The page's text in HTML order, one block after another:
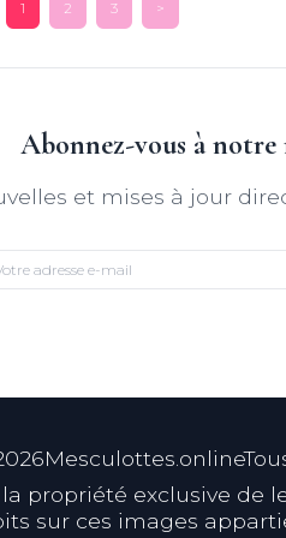
1 2 3 >
Abonnez-vous à
et mises à jour
propriété exclusive
sur ces images